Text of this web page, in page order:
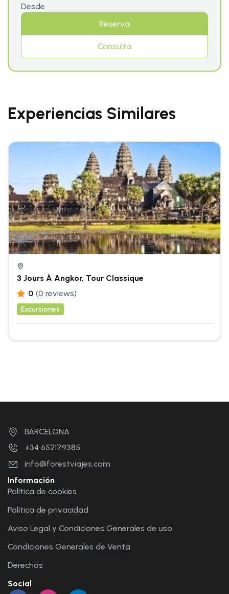
Desde
Reserva
Consulta
Experiencias Similares
3 Jours À Angkor, Tour Classique
0 (0 reviews)
Excursiones
BARCELONA
+34 652179385
info@forestviajes.com
Información
Política de cookies
Política de privacidad
Aviso Legal y Condiciones Generales de uso
Condiciones Generales de Venta
Derechos
Social